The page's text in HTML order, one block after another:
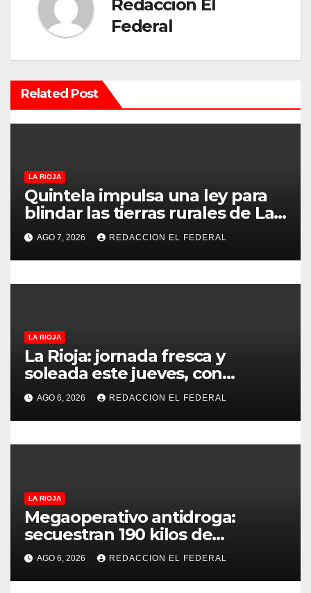
c
ó
n
d
e
n
t
r
a
a
s
Redaccion El
Federal
Related Post
LA RIOJA
Quintela impulsa una ley para
blindar las tierras rurales de La
Rioja: cuáles son los principales
puntos
AGO 7, 2026 REDACCION EL FEDERAL
LA RIOJA
La Rioja: jornada fresca y
soleada este jueves, con
temperaturas estables para el
viernes
AGO 6, 2026 REDACCION EL FEDERAL
LA RIOJA
Megaoperativo antidroga:
secuestran 190 kilos de
marihuana que tenían como
destino La Rioja y Catamarca
AGO 6, 2026 REDACCION EL FEDERAL